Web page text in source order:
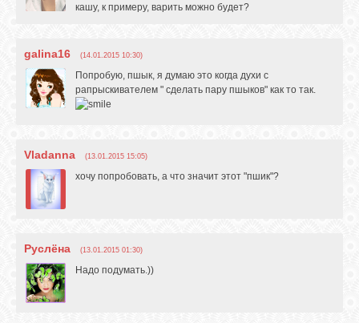
кашу, к примеру, варить можно будет?
galina16 (14.01.2015 10:30)
Попробую, пшык, я думаю это когда духи с
рапрыскивателем " сделать пару пшыков" как то так.
Vladanna (13.01.2015 15:05)
хочу попробовать, а что значит этот "пшик"?
Руслёна (13.01.2015 01:30)
Надо подумать.))